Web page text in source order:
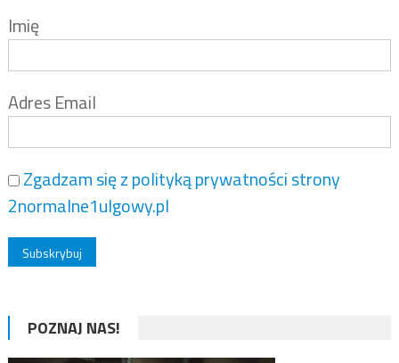
Imię
Adres Email
Zgadzam się z polityką prywatności strony
2normalne1ulgowy.pl
POZNAJ NAS!